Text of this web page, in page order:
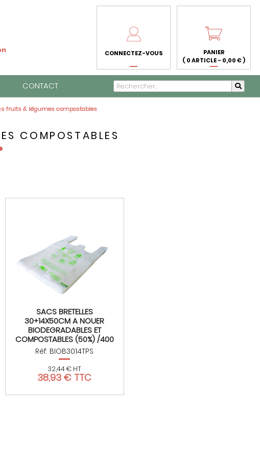
CONNECTEZ-VOUS
PANIER
( 0 ARTICLE - 0,00 € )
CONTACT
fruits & légumes compostables
COMPOSTABLES
SACS BRETELLES
30+14X50CM A NOUER
BIODEGRADABLES ET
COMPOSTABLES (50%) /400
Réf: BIOB3014TPS
32,44 € HT
38,93 € TTC